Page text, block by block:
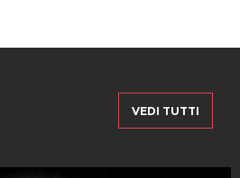
VEDI TUTTI